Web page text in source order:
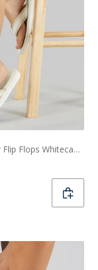
O'Neill Dame Jacky Flip Flops Whitecap Gray